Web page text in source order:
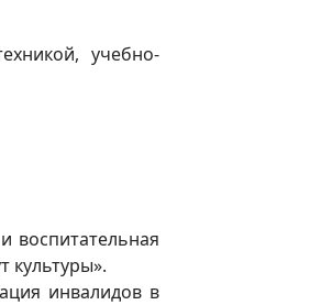
учебно-
воспитательная
культуры».
инвалидов в